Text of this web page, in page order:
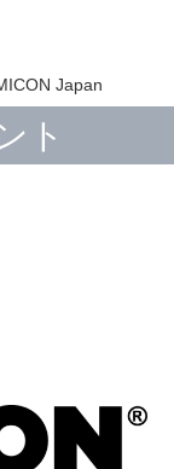
Japan
ト